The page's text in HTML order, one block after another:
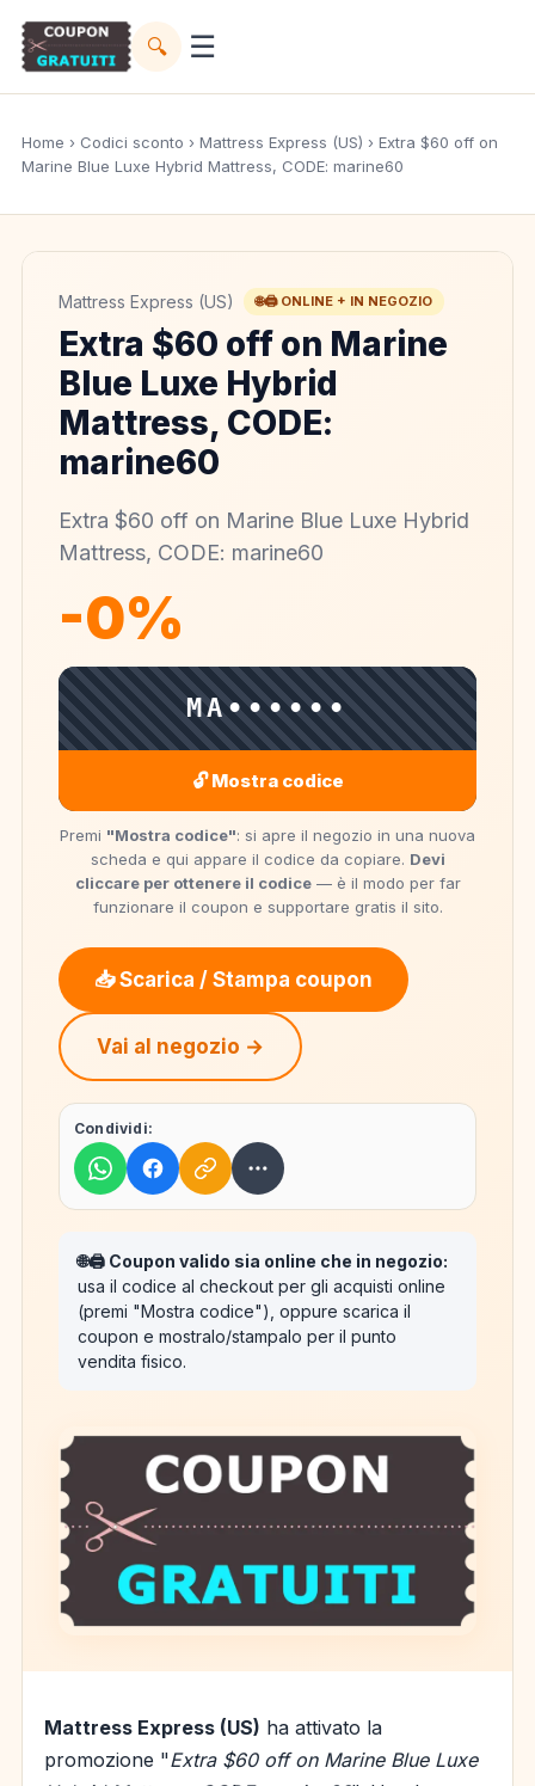
🔍 ☰
Home › Codici sconto › Mattress Express (US) › Extra $60 off on
Marine Blue Luxe Hybrid Mattress, CODE: marine60
Mattress Express (US) 🌐🖨️ ONLINE + IN NEGOZIO
Extra $60 off on Marine
Blue Luxe Hybrid
Mattress, CODE:
marine60
Extra $60 off on Marine Blue Luxe Hybrid
Mattress, CODE: marine60
-0%
MA••••••
🔓 Mostra codice
Premi "Mostra codice": si apre il negozio in una nuova
scheda e qui appare il codice da copiare. Devi
cliccare per ottenere il codice— è il modo per far
funzionare il coupon e supportare gratis il sito.
📥 Scarica / Stampa coupon
Vai al negozio →
Condividi:
🌐🖨️ Coupon valido sia online che in negozio:
usa il codice al checkout per gli acquisti online
(premi "Mostra codice"), oppure scarica il
coupon e mostralo/stampalo per il punto
vendita fisico.
Mattress Express (US) ha attivato la
promozione "Extra $60 off on Marine Blue Luxe